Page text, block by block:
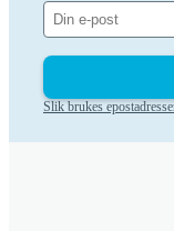
Slik brukes